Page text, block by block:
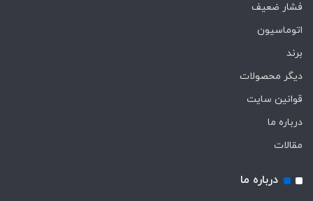
فشار ضعیف
اتوماسیون
برند
دیگر محصولات
قوانین سایت
درباره ما
مقالات
درباره ما